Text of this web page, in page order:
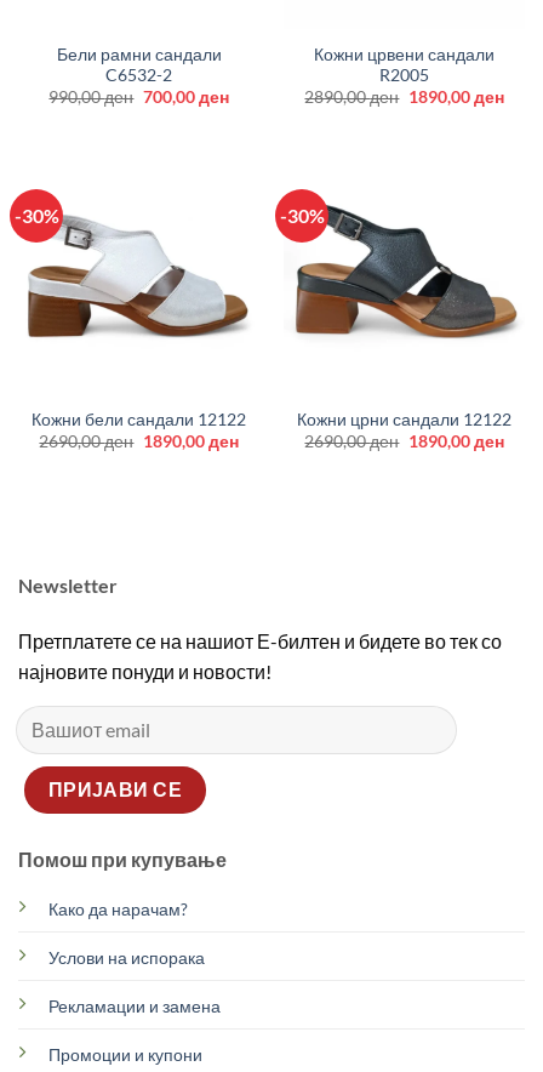
Бели рамни сандали
C6532-2
990,00ден Original
price
700,00денCurrent
Кожни црвени сандали
R2005
2890,00ден Original
1890,00ден
-30%
Кожни бели сандали 12122
2690,00ден Original
1890,00денCurrent
-30%
Кожни црни сандали 12122
2690,00ден Original
1890,00ден
Newsletter
Претплатете се на нашиот Е-билтен и бидете во тек со
најновите понуди и новости!
Помош при купување
Како да нарачам?
Услови на испорака
Рекламации и замена
Промоции и купони